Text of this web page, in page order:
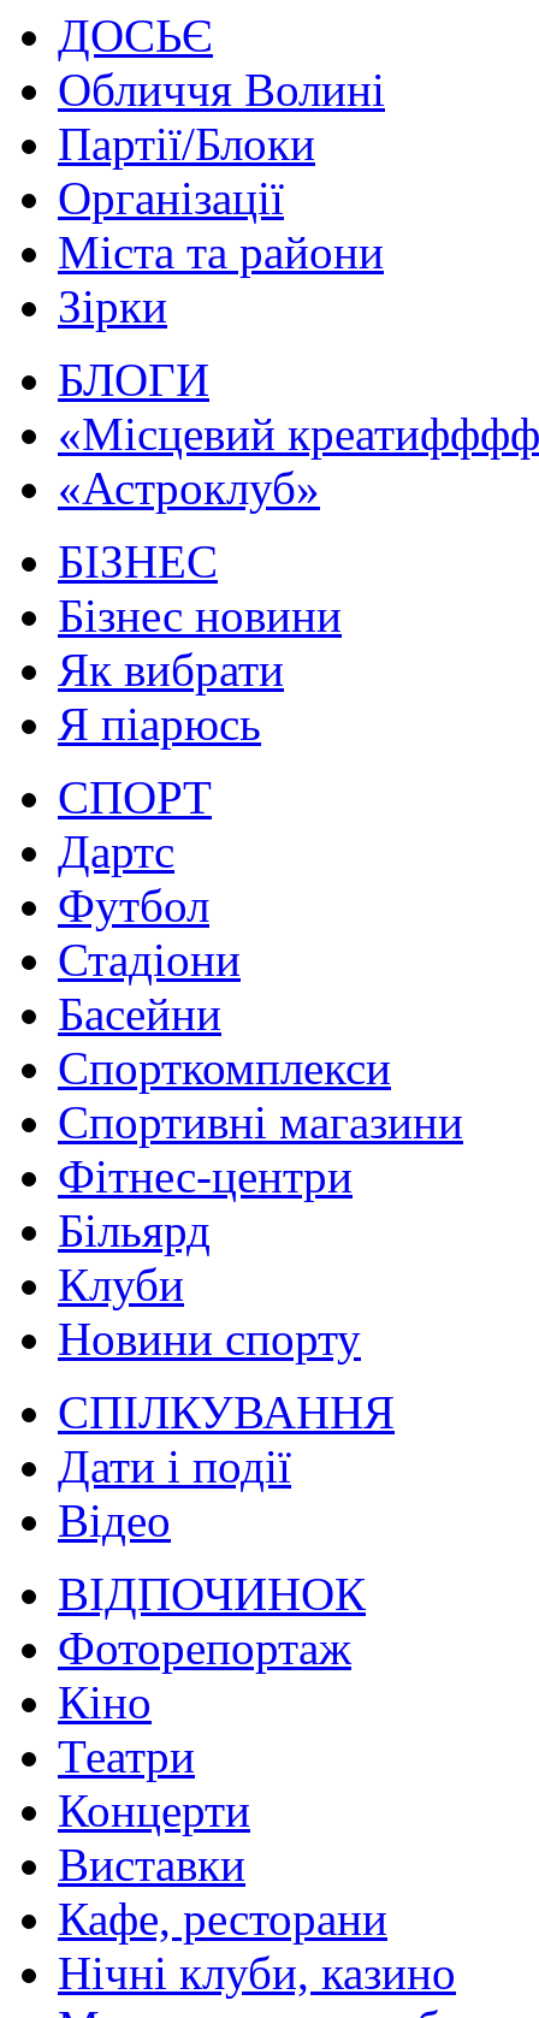
ДОСЬЄ
Обличчя Волині
Партії/Блоки
Організації
Міста та райони
Зірки
БЛОГИ
«Місцевий
«Астроклуб»
БІЗНЕС
Бізнес новини
Як вибрати
Я піарюсь
СПОРТ
Дартс
Футбол
Стадіони
Басейни
Спорткомплекси
Спортивні магазини
Фітнес-центри
Більярд
Клуби
Новини спорту
СПІЛКУВАННЯ
Дати і події
Відео
ВІДПОЧИНОК
Фоторепортаж
Кіно
Театри
Концерти
Виставки
Кафе, ресторани
Нічні клуби, казино